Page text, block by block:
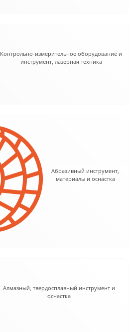
Контрольно-измерительное оборудование и
инструмент, лазерная техника
Абразивный инструмент,
материалы и оснастка
Алмазный, твердосплавный инструмент и
оснастка